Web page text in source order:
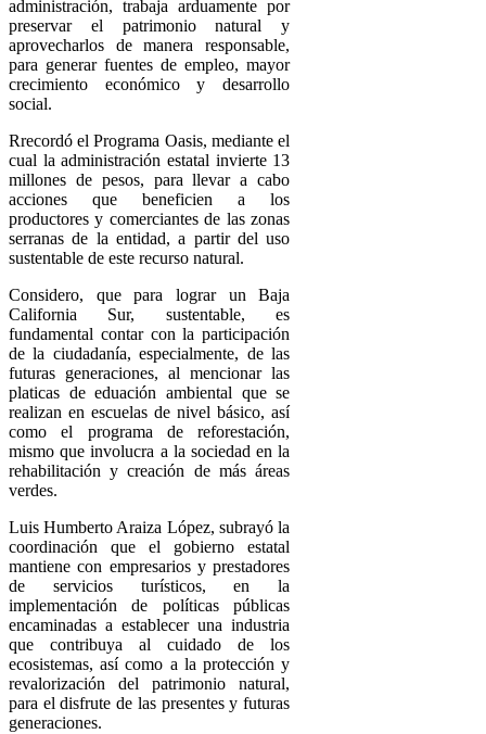
administración, trabaja arduamente por
preservar el patrimonio natural y
aprovecharlos de manera responsable,
para generar fuentes de empleo, mayor
crecimiento económico y desarrollo
social.
Rrecordó el Programa Oasis, mediante el
cual la administración estatal invierte 13
millones de pesos, para llevar a cabo
acciones que beneficien a los
productores y comerciantes de las zonas
serranas de la entidad, a partir del uso
sustentable de este recurso natural.
Considero, que para lograr un Baja
California Sur, sustentable, es
fundamental contar con la participación
de la ciudadanía, especialmente, de las
futuras generaciones, al mencionar las
platicas de eduación ambiental que se
realizan en escuelas de nivel básico, así
como el programa de reforestación,
mismo que involucra a la sociedad en la
rehabilitación y creación de más áreas
verdes.
Luis Humberto Araiza López, subrayó la
coordinación que el gobierno estatal
mantiene con empresarios y prestadores
de servicios turísticos, en la
implementación de políticas públicas
encaminadas a establecer una industria
que contribuya al cuidado de los
ecosistemas, así como a la protección y
revalorización del patrimonio natural,
para el disfrute de las presentes y futuras
generaciones.